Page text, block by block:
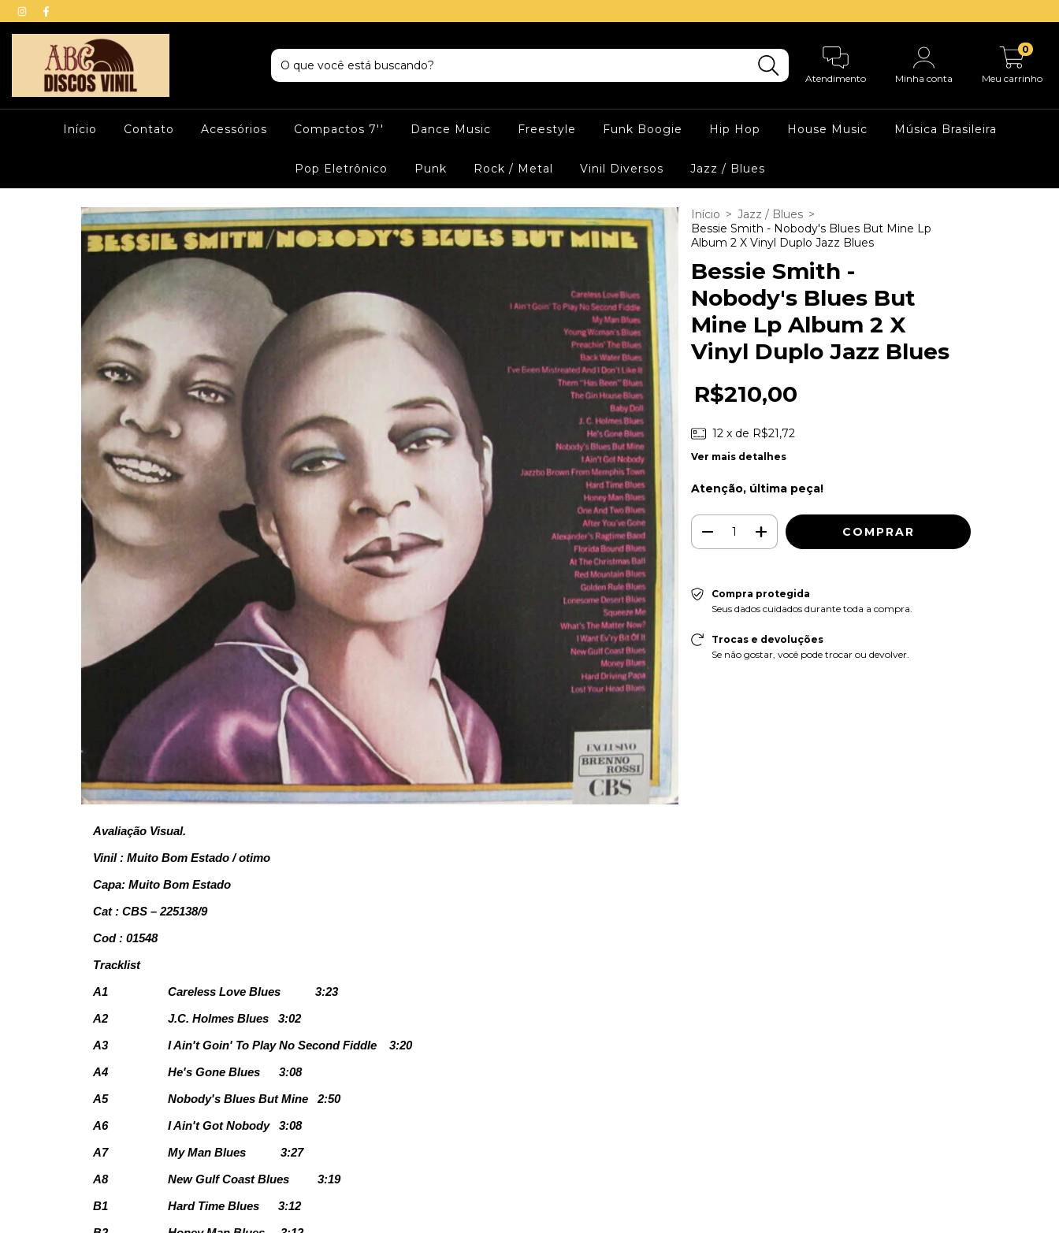
Atendimento Minha conta Meu carrinho
0
Início Contato Acessórios Compactos 7'' Dance Music Freestyle Funk Boogie Hip Hop House Music Música Brasileira
Pop Eletrônico Punk Rock / Metal Vinil Diversos Jazz / Blues
Avaliação Visual.
Vinil : Muito Bom Estado / otimo
Capa: Muito Bom Estado
Cat : CBS – 225138/9
Cod : 01548
Tracklist
A1
Careless Love Blues
3:23
A2
J.C. Holmes Blues
3:02
A3
I Ain't Goin' To Play No Second Fiddle
3:20
A4
He's Gone Blues
3:08
A5
Nobody's Blues But Mine
2:50
A6
I Ain't Got Nobody
3:08
A7
My Man Blues
3:27
A8
New Gulf Coast Blues
3:19
B1
Hard Time Blues
3:12
Início > Jazz / Blues >
Bessie Smith - Nobody's Blues But Mine Lp
Album 2 X Vinyl Duplo Jazz Blues
Bessie Smith -
Nobody's Blues But
Mine Lp Album 2 X
Vinyl Duplo Jazz Blues
R$210,00
12 x de R$21,72
Ver mais detalhes
Atenção, última peça!
Compra protegida
Seus dados cuidados durante toda a compra.
Trocas e devoluções
Se não gostar, você pode trocar ou devolver.